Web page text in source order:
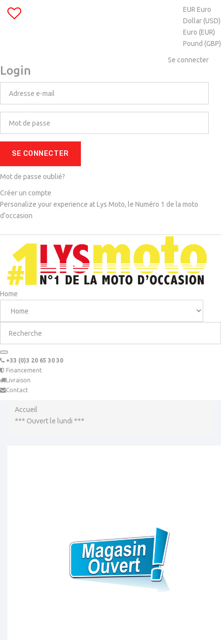
EUR Euro
Dollar (USD)
Euro (EUR)
Pound (GBP)
Se connecter
Login
SE CONNECTER
Mot de passe oublié?
Créer un compte
Personalize your experience at Lys Moto, le Numéro 1 de la moto
d'occasion
Home
+33 (0)3 20 65 30 30
Financement
Livraison
Contact
Accueil
*** Ouvert le lundi ***